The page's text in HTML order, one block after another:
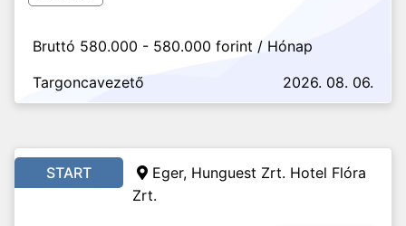
Bruttó 580.000 - 580.000 forint / Hónap
Targoncavezető
2026. 08. 06.
START
Eger, Hunguest Zrt. Hotel Flóra
Zrt.